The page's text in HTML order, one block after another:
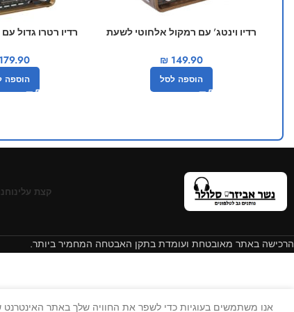
רדיו וינטג’ עם רמקול אלחוטי לשעת
₪ 149.90
הוספה לסל
רדיו רטרו גדול
הוספה
קצת עלינו
הרכישה באתר מאובטחת ועומדת בתקן האבטחה המחמיר ביותר.
אנו משתמשים בעוגיות כדי לשפר את החוויה שלך באתר